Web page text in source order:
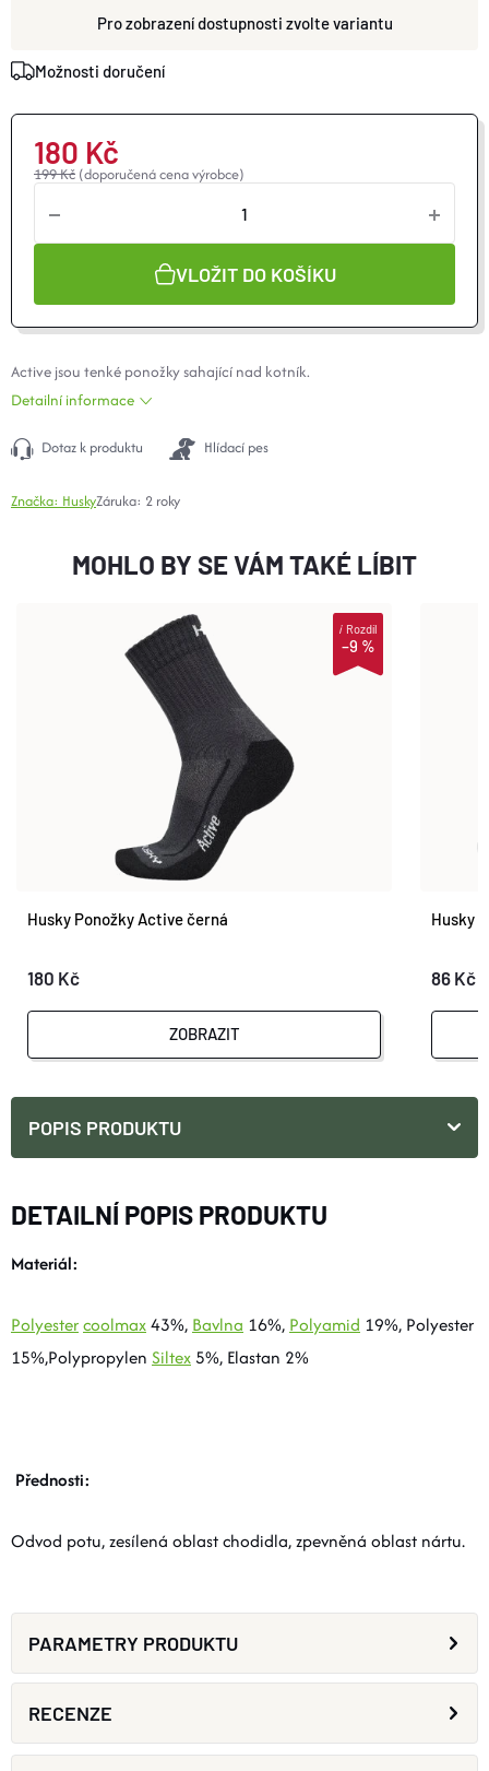
zvolte variantu
Možnosti doručení
199 Kč (doporučená cena výrobce)
180 Kč
VLOŽIT DO KOŠÍKU
Active jsou tenké ponožky sahající nad kotník.
Detailní informace
Dotaz k produktu Hlídací pes
Značka: HuskyZáruka: 2 roky
MOHLO BY SE VÁM TAKÉ LÍBIT
–9 %
iRozdíl
Husky Ponožky Active černá
180 Kč
ZOBRAZIT
Husky
86 Kč
POPIS PRODUKTU
DETAILNÍ POPIS PRODUKTU
Materiál:
Polyestercoolmax43%, Bavlna 16%, Polyamid 19%, Polyester
15%,Polypropylen Siltex 5%, Elastan 2%
Přednosti:
Odvod potu, zesílená oblast chodidla, zpevněná oblast nártu.
PARAMETRY PRODUKTU
RECENZE